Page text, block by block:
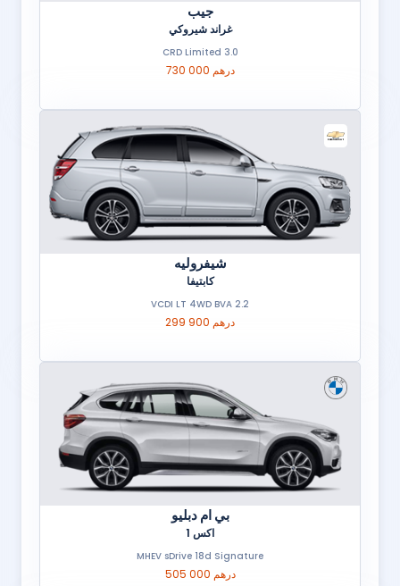
جيب
غراند شيروكي
3.0 CRD Limited
730 000 درهم
شيفروليه
كابتيفا
2.2 VCDI LT 4WD BVA
299 900 درهم
بي ام دبليو
اكس 1
MHEV sDrive 18d Signature
505 000 درهم